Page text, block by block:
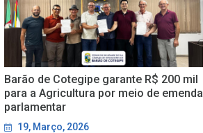
Barão de Cotegipe garante R$ 200 mil
para a Agricultura por meio de emenda
parlamentar
19, Março, 2026